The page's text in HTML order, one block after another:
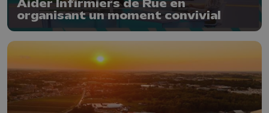
Aider Infirmiers de Rue en
organisant un moment convivial